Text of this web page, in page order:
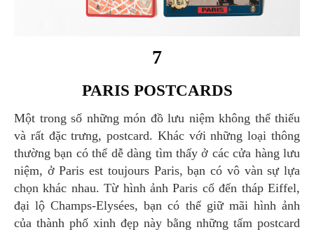
7
PARIS POSTCARDS
Một trong số những món đồ lưu niệm không thể thiếu
và rất đặc trưng, postcard. Khác với những loại thông
thường bạn có thể dễ dàng tìm thấy ở các cửa hàng lưu
niệm, ở Paris est toujours Paris, bạn có vô vàn sự lựa
chọn khác nhau. Từ hình ảnh Paris cổ đến tháp Eiffel,
đại lộ Champs-Elysées, bạn có thể giữ mãi hình ảnh
của thành phố xinh đẹp này bằng những tấm postcard